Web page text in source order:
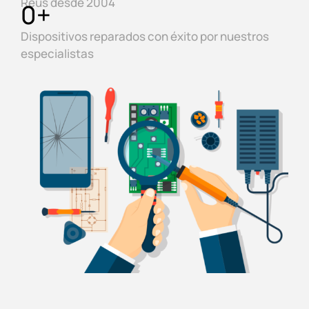
Dispositivos reparados con éxito por nuestros
especialistas
0+